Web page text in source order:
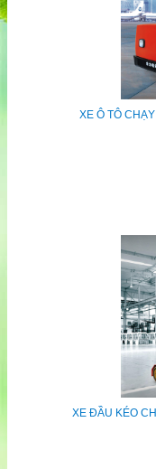
XE Ô TÔ
XE ĐẦU KÉO